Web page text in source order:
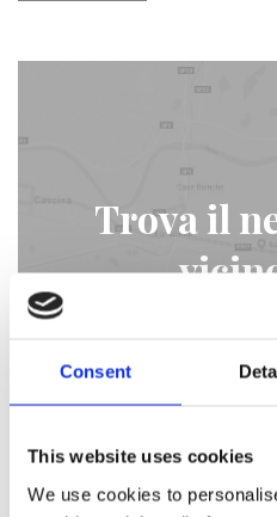
Consent
This website uses cookies
We use cookies to
Trova il
STORE